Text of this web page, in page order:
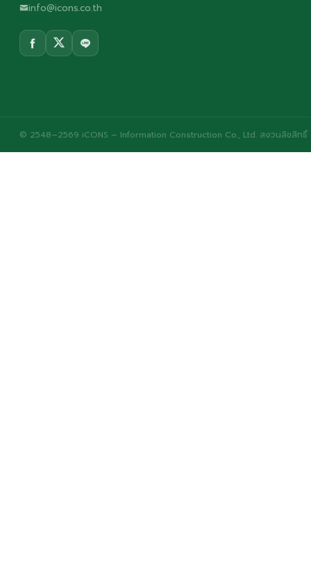
info@icons.co.th
© 2548–2569 iCONS – Information Construction Co., Ltd. สงวนลิขสิทธิ์